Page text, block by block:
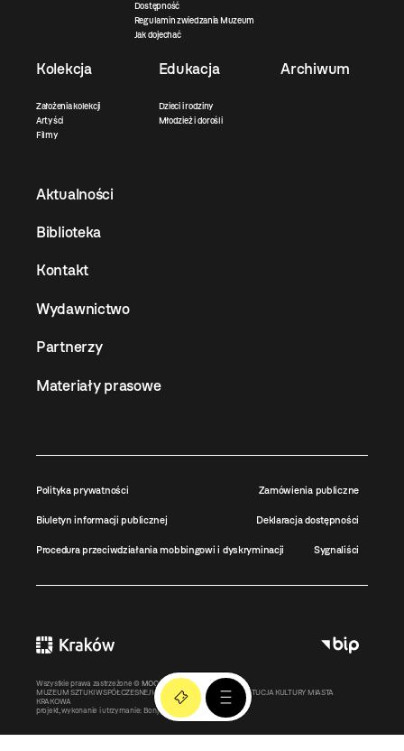
Dostępność
Regulamin zwiedzania Muzeum
Jak dojechać
Kolekcja
Założenia kolekcji
Artyści
Filmy
Edukacja
Dzieci i rodziny
Młodzież i dorośli
Archiwum
Aktualności
Biblioteka
Kontakt
Wydawnictwo
Partnerzy
Materiały prasowe
Polityka prywatności Zamówienia publiczne
Biuletyn informacji publicznej Deklaracja dostępności
Procedura przeciwdziałania mobbingowi i dyskryminacji Sygnaliści
Wszystkie prawa zastrzeżone © MOCAK2011-2026
MUZEUM SZTUKI WSPÓŁCZESNEJ W KRAKOWIE MOCAK – INSTYTUCJA KULTURY MIASTA
KRAKOWA
projekt, wykonanie i utrzymanie: Bonjour.pl